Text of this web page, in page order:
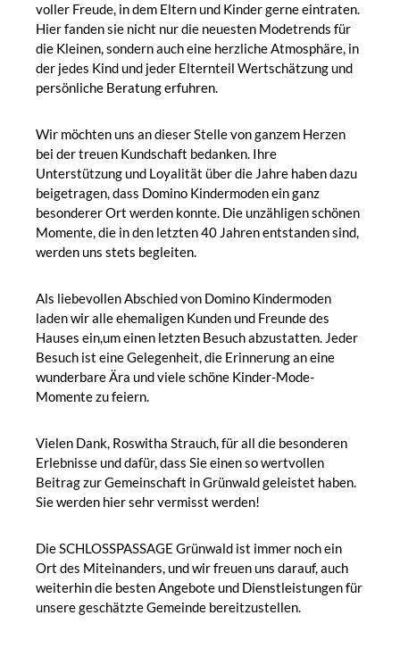
voller Freude, in dem Eltern und Kinder gerne eintraten.
Hier fanden sie nicht nur die neuesten Modetrends für
die Kleinen, sondern auch eine herzliche Atmosphäre, in
der jedes Kind und jeder Elternteil Wertschätzung und
persönliche Beratung erfuhren.
Wir möchten uns an dieser Stelle von ganzem Herzen
bei der treuen Kundschaft bedanken. Ihre
Unterstützung und Loyalität über die Jahre haben dazu
beigetragen, dass Domino Kindermoden ein ganz
besonderer Ort werden konnte. Die unzähligen schönen
Momente, die in den letzten 40 Jahren entstanden sind,
werden uns stets begleiten.
Als liebevollen Abschied von Domino Kindermoden
laden wir alle ehemaligen Kunden und Freunde des
Hauses ein,um einen letzten Besuch abzustatten. Jeder
Besuch ist eine Gelegenheit, die Erinnerung an eine
wunderbare Ära und viele schöne Kinder-Mode-
Momente zu feiern.
Vielen Dank, Roswitha Strauch, für all die besonderen
Erlebnisse und dafür, dass Sie einen so wertvollen
Beitrag zur Gemeinschaft in Grünwald geleistet haben.
Sie werden hier sehr vermisst werden!
Die SCHLOSSPASSAGE Grünwald ist immer noch ein
Ort des Miteinanders, und wir freuen uns darauf, auch
weiterhin die besten Angebote und Dienstleistungen für
unsere geschätzte Gemeinde bereitzustellen.